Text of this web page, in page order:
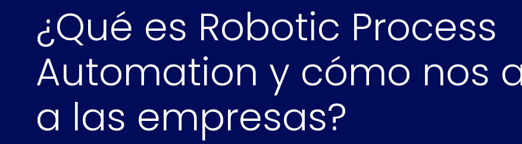
¿Qué es Robotic Process
Automation y cómo nos
a las empresas?